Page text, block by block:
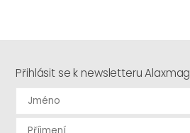
Přihlásit se k newsletteru Alaxmag